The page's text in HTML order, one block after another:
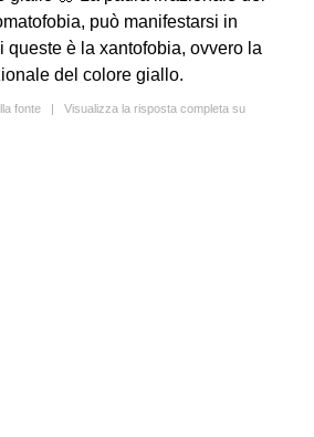
può manifestarsi in
queste è la xantofobia, ovvero la
del colore giallo.
fonte | Visualizza la risposta completa su